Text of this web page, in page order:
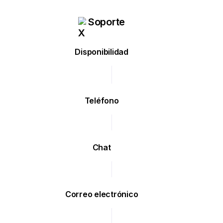
Soporte
Disponibilidad
Teléfono
Chat
Correo electrónico